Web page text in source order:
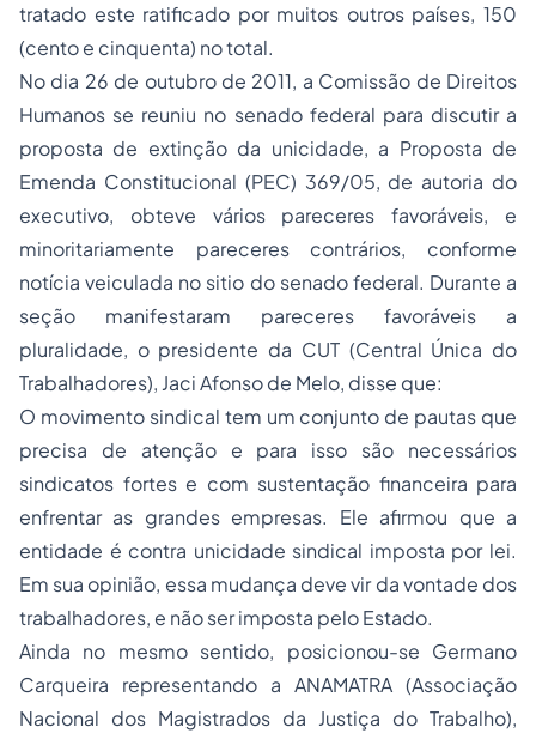
tratado este ratificado por muitos outros países, 150
(cento e cinquenta) no total.
No dia 26 de outubro de 2011, a Comissão de Direitos
Humanos se reuniu no senado federal para discutir a
proposta de extinção da unicidade, a Proposta de
Emenda Constitucional (PEC) 369/05, de autoria do
executivo, obteve vários pareceres favoráveis, e
minoritariamente pareceres contrários, conforme
notícia veiculada no sitio do senado federal. Durante a
seção manifestaram pareceres favoráveis a
pluralidade, o presidente da CUT (Central Única do
Trabalhadores), Jaci Afonso de Melo, disse que:
O movimento sindical tem um conjunto de pautas que
precisa de atenção e para isso são necessários
sindicatos fortes e com sustentação financeira para
enfrentar as grandes empresas. Ele afirmou que a
entidade é contra unicidade sindical imposta por lei.
Em sua opinião, essa mudança deve vir da vontade dos
trabalhadores, e não ser imposta pelo Estado.
Ainda no mesmo sentido, posicionou-se Germano
Carqueira representando a ANAMATRA (Associação
Nacional dos Magistrados da Justiça do Trabalho),